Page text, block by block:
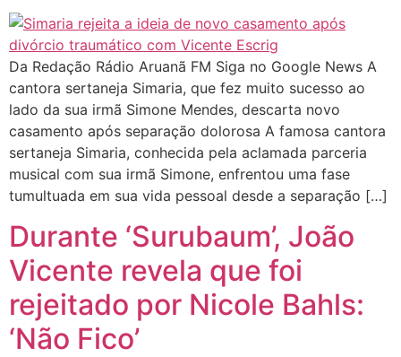
Da Redação Rádio Aruanã FM Siga no Google News A
cantora sertaneja Simaria, que fez muito sucesso ao
lado da sua irmã Simone Mendes, descarta novo
casamento após separação dolorosa A famosa cantora
sertaneja Simaria, conhecida pela aclamada parceria
musical com sua irmã Simone, enfrentou uma fase
tumultuada em sua vida pessoal desde a separação […]
Durante ‘Surubaum’, João
Vicente revela que foi
rejeitado por Nicole Bahls:
‘Não Fico’